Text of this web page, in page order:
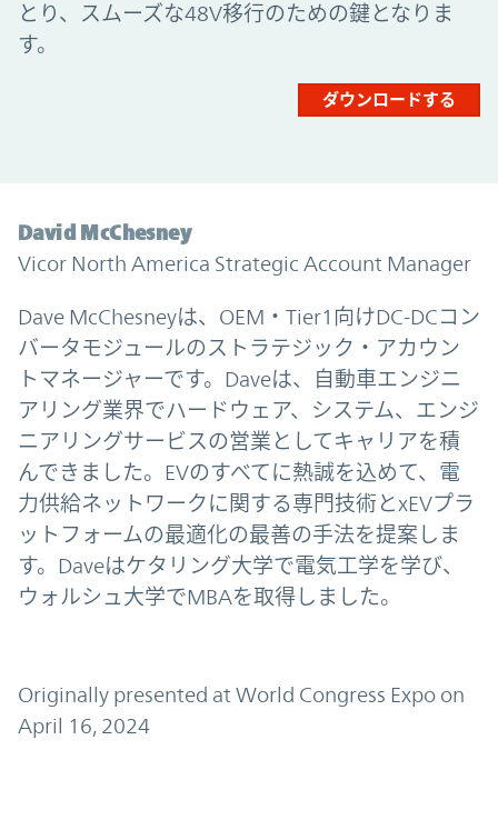
とり、スムーズな48V移行のための鍵となりま
す。
ダウンロードする
David McChesney
Vicor North America Strategic Account Manager
Dave McChesneyは、OEM・Tier1向けDC-DCコン
バータモジュールのストラテジック・アカウン
トマネージャーです。Daveは、自動車エンジニ
アリング業界でハードウェア、システム、エンジ
ニアリングサービスの営業としてキャリアを積
んできました。EVのすべてに熱誠を込めて、電
力供給ネットワークに関する専門技術とxEVプラ
ットフォームの最適化の最善の手法を提案しま
す。Daveはケタリング大学で電気工学を学び、
ウォルシュ大学でMBAを取得しました。
Originally presented at World Congress Expo on
April 16, 2024